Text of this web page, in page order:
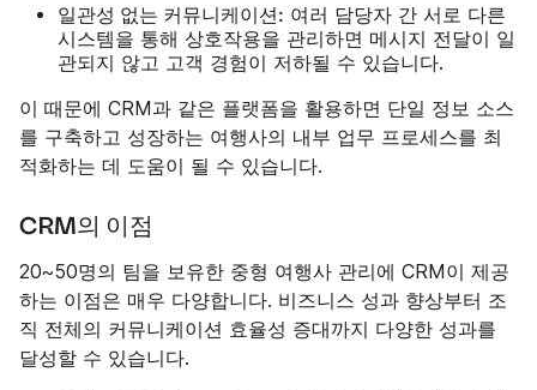
일관성 없는 커뮤니케이션: 여러 담당자 간 서로 다른
시스템을 통해 상호작용을 관리하면 메시지 전달이 일
관되지 않고 고객 경험이 저하될 수 있습니다.
이 때문에 CRM과 같은 플랫폼을 활용하면 단일 정보 소스
를 구축하고 성장하는 여행사의 내부 업무 프로세스를 최
적화하는 데 도움이 될 수 있습니다.
CRM의 이점
20~50명의 팀을 보유한 중형 여행사 관리에 CRM이 제공
하는 이점은 매우 다양합니다. 비즈니스 성과 향상부터 조
직 전체의 커뮤니케이션 효율성 증대까지 다양한 성과를
달성할 수 있습니다.